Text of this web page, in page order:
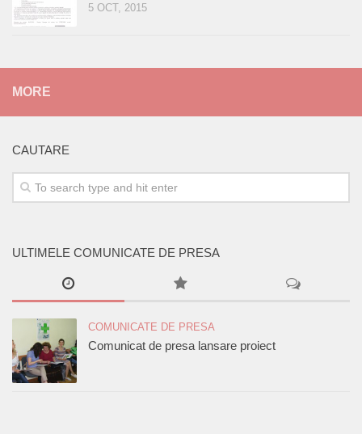
5 OCT, 2015
MORE
CAUTARE
ULTIMELE COMUNICATE DE PRESA
COMUNICATE DE PRESA
Comunicat de presa lansare proiect